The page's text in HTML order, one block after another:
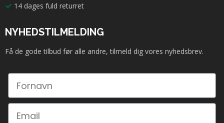
14 dages fuld returret
NYHEDSTILMELDING
Få de gode tilbud før alle andre, tilmeld dig vores nyhedsbrev.